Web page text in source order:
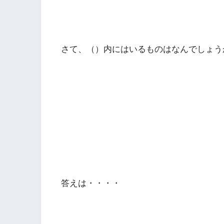
さて、（）内にはいるものはなんでしょ
答えは・・・・